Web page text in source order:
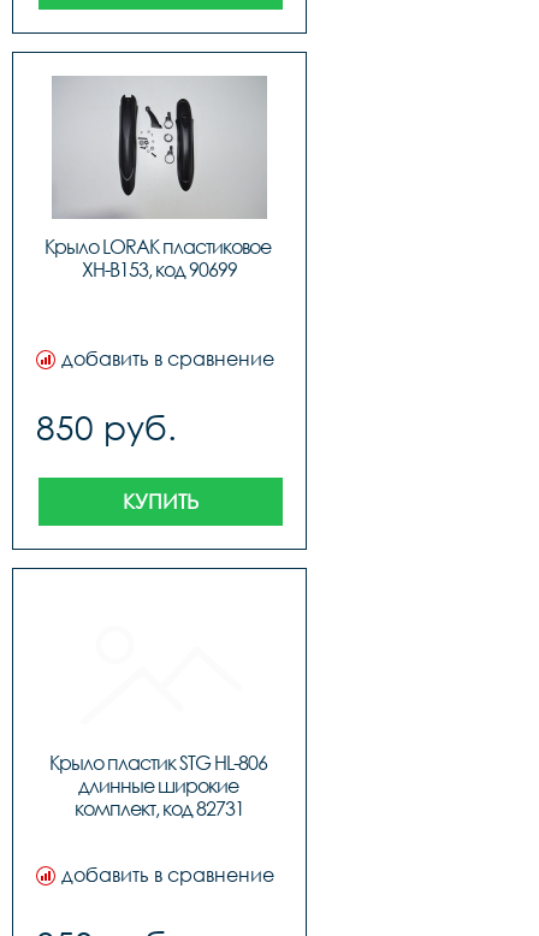
Крыло LORAK пластиковое
XH-B153, код 90699
добавить в сравнение
850 руб.
КУПИТЬ
Крыло пластик STG HL-806
длинные широкие
комплект, код 82731
добавить в сравнение